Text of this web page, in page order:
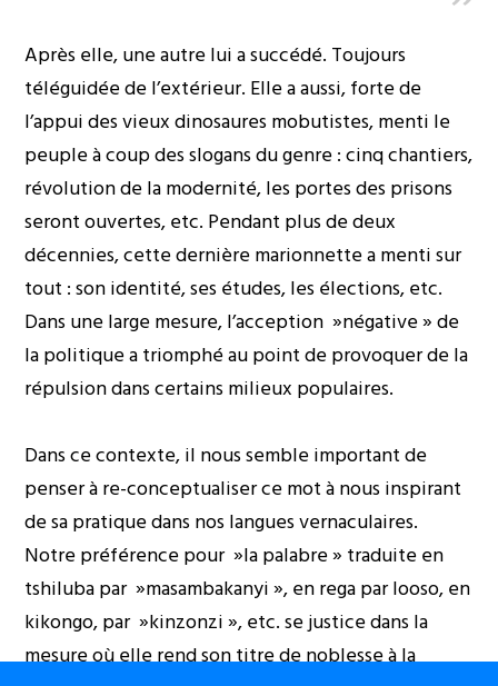
Après elle, une autre lui a succédé. Toujours
téléguidée de l’extérieur. Elle a aussi, forte de
l’appui des vieux dinosaures mobutistes, menti le
peuple à coup des slogans du genre : cinq chantiers,
révolution de la modernité, les portes des prisons
seront ouvertes, etc. Pendant plus de deux
décennies, cette dernière marionnette a menti sur
tout : son identité, ses études, les élections, etc.
Dans une large mesure, l’acception »négative » de
la politique a triomphé au point de provoquer de la
répulsion dans certains milieux populaires.
Dans ce contexte, il nous semble important de
penser à re-conceptualiser ce mot à nous inspirant
de sa pratique dans nos langues vernaculaires.
Notre préférence pour »la palabre » traduite en
tshiluba par »masambakanyi », en rega par looso, en
kikongo, par »kinzonzi », etc. se justice dans la
mesure où elle rend son titre de noblesse à la